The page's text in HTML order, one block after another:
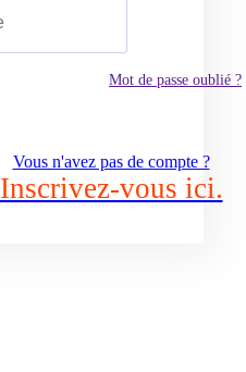
Mot de passe oublié ?
Vous n'avez pas de compte ?
Inscrivez-vous ici.